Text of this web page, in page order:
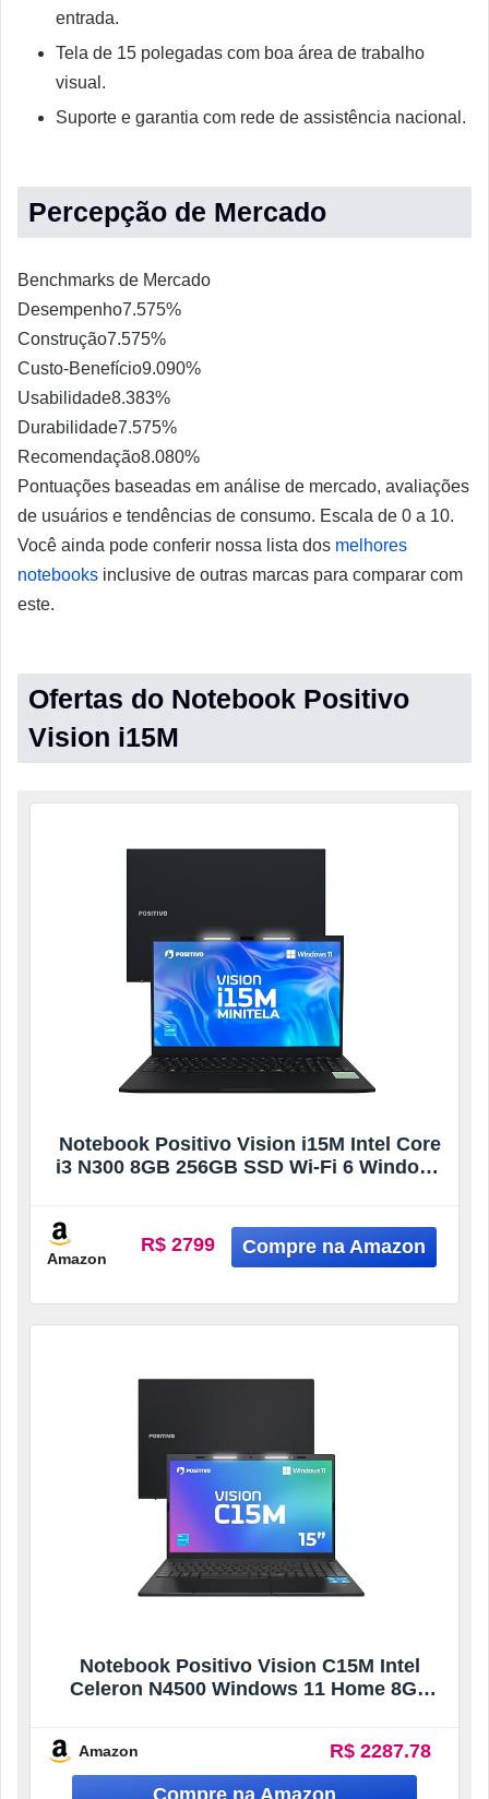
entrada.
Tela de 15 polegadas com boa área de trabalho
visual.
Suporte e garantia com rede de assistência nacional.
Percepção de Mercado
Benchmarks de Mercado
Desempenho7.575%
Construção7.575%
Custo-Benefício9.090%
Usabilidade8.383%
Durabilidade7.575%
Recomendação8.080%
Pontuações baseadas em análise de mercado, avaliações
de usuários e tendências de consumo. Escala de 0 a 10.
Você ainda pode conferir nossa lista dos melhores
notebooks inclusive de outras marcas para comparar com
este.
Ofertas do Notebook Positivo
Vision i15M
Notebook Positivo Vision i15M Intel Core
i3 N300 8GB 256GB SSD Wi-Fi 6 Windows
RAM e SSD – Preto
Amazon
R$ 2799
Notebook Positivo Vision C15M Intel
Celeron N4500 Windows 11 Home 8GB
Permite Upgrade De Memória SSD – Cinza
Amazon R$ 2287.78